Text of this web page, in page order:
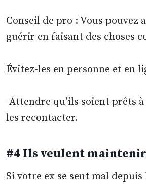
Conseil de pro : Vous pouvez
guérir en faisant des choses
Évitez-les en personne et en
-Attendre qu’ils soient prêts
les recontacter.
#4 Ils veulent
Si votre ex se sent mal